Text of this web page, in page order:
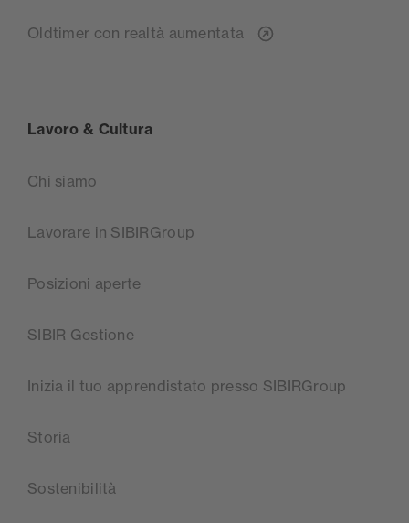
Oldtimer con realtà aumentata
Lavoro & Cultura
Chi siamo
Lavorare in SIBIRGroup
Posizioni aperte
SIBIR Gestione
Inizia il tuo apprendistato presso SIBIRGroup
Storia
Sostenibilità